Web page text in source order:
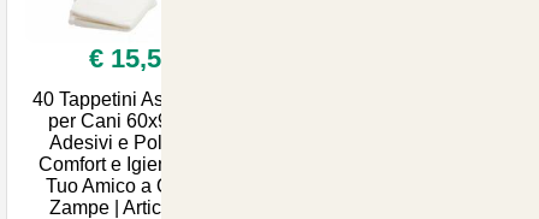
€ 15,51
40 Tappetini Assorbenti
per Cani 60x90 con
Adesivi e Polimeri -
Comfort e Igiene per il
Tuo Amico a Quattro
Zampe | Articoli Ani